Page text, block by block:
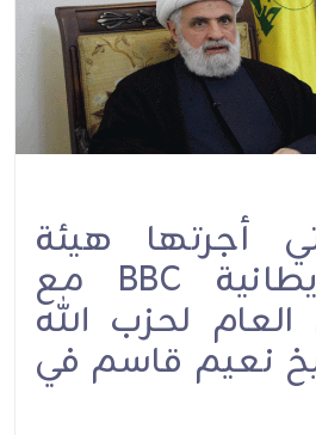
أجرتها هيئة
الإذاعة البريطانية BBC مع
العام لحزب الله
نعيم قاسم في